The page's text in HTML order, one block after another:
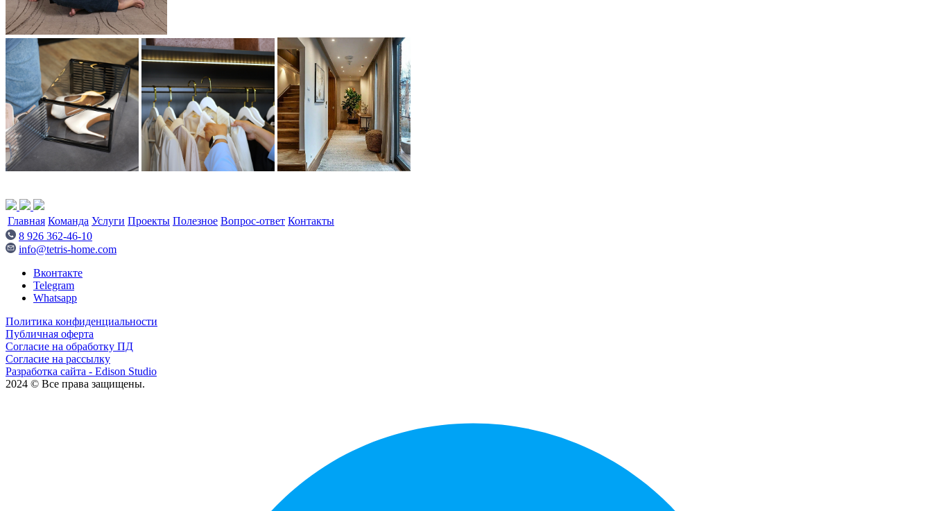
Главная Команда Услуги Проекты Полезное Вопрос-ответ Контакты
8 926 362-46-10
info@tetris-home.com
Вконтакте
Telegram
Whatsapp
Политика конфиденциальности
Публичная оферта
Согласие на обработку ПД
Согласие на рассылку
Разработка сайта - Edison Studio
2024 © Все права защищены.